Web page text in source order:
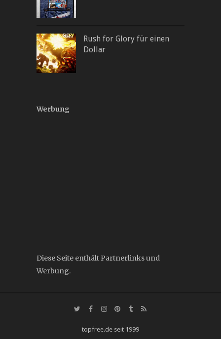
Rush for Glory für einen
Dollar
Werbung
Diese Seite enthält Partnerlinks und
Werbung.
topfree.de seit 1999